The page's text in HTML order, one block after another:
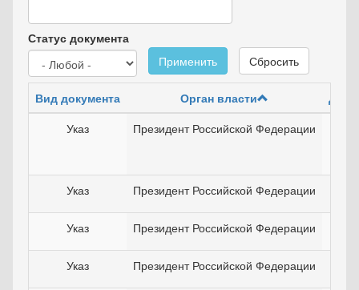
Статус документа
Применить
Сбросить
Вид документа Орган власти
Дата
Указ
Президент Российской Федерации
Указ Президент Российской Федерации
Указ Президент Российской Федерации
Указ Президент Российской Федерации